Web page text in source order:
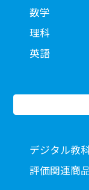
数学
理科
英語
デジタル教
評価関連商